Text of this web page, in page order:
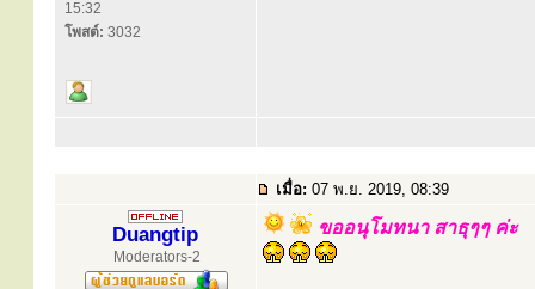
15:32
โพสต์: 3032
เมื่อ: 07 พ.ย. 2019, 08:39
Duangtip
Moderators-2
ขออนุโมทนา สาธุๆๆ ค่ะ